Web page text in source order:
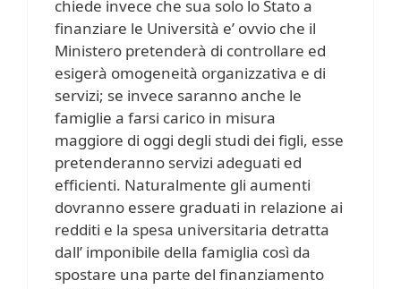
chiede invece che sua solo lo Stato a
finanziare le Università e’ ovvio che il
Ministero pretenderà di controllare ed
esigerà omogeneità organizzativa e di
servizi; se invece saranno anche le
famiglie a farsi carico in misura
maggiore di oggi degli studi dei figli, esse
pretenderanno servizi adeguati ed
efficienti. Naturalmente gli aumenti
dovranno essere graduati in relazione ai
redditi e la spesa universitaria detratta
dall’ imponibile della famiglia così da
spostare una parte del finanziamento